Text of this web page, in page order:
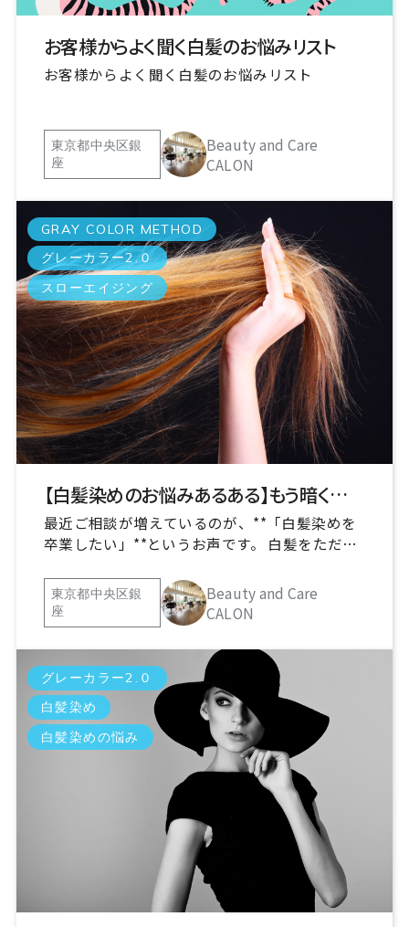
お客様からよく聞く白髪のお悩みリスト
お客様からよく聞く白髪のお悩みリスト
東京都中央区銀
座
Beauty and Care
CALON
GRAY COLOR METHOD
グレーカラー2.０
スローエイジング
【白髪染めのお悩みあるある】もう暗く染めるだけじゃない！新しい選択肢とは？
最近ご相談が増えているのが、**「白髪染めを
卒業したい」**というお声です。 白髪をただ隠
人女性が増えています。
東京都中央区銀
座
Beauty and Care
CALON
グレーカラー2.０
白髪染め
白髪染めの悩み